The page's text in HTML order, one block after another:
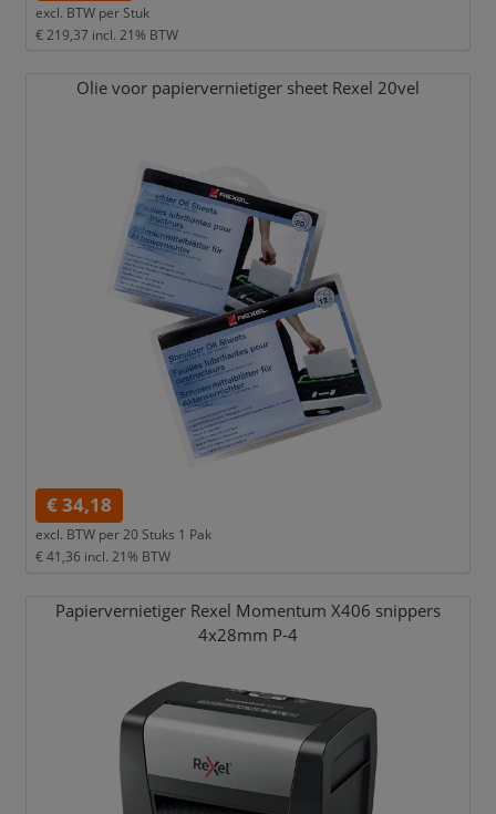
excl. BTW per Stuk
€ 219,37 incl. 21% BTW
Olie voor papiervernietiger sheet Rexel 20vel
€ 34,18
excl. BTW per20 Stuks 1 Pak
€ 41,36 incl. 21% BTW
Papiervernietiger Rexel Momentum X406 snippers
4x28mm P-4